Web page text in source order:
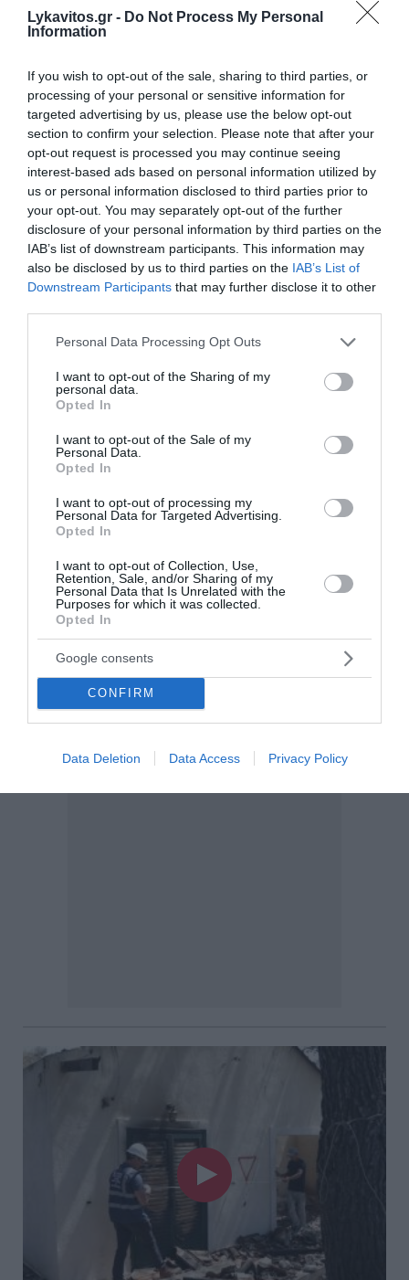
Lykavitos.gr - Do Not Process My Personal
Information
If you wish to opt-out of the sale, sharing to third parties, or
processing of your personal or sensitive information for
targeted advertising by us, please use the below opt-out
section to confirm your selection. Please note that after your
opt-out request is processed you may continue seeing
interest-based ads based on personal information utilized by
us or personal information disclosed to third parties prior to
your opt-out. You may separately opt-out of the further
disclosure of your personal information by third parties on the
IAB’s list of downstream participants. This information may
also be disclosed by us to third parties on the IAB’s List of
Downstream Participants that may further disclose it to other
Please note that this website/app uses one or more Google
not limited to your visit or usage behaviour. You may click to
grant or deny consent to Google and its third-party tags to
use your data for below specified purposes in below Google
consent section.
Personal Data Processing Opt Outs
I want to opt-out of the Sharing of my
personal data.
Opted In
I want to opt-out of the Sale of my
Personal Data.
Opted In
I want to opt-out of processing my
Personal Data for Targeted Advertising.
Opted In
I want to opt-out of Collection, Use,
Retention, Sale, and/or Sharing of my
Personal Data that Is Unrelated with the
Purposes for which it was collected.
Opted In
Google consents
CONFIRM
Data Deletion Data Access Privacy Policy
Ο Γιώργος Αυτιάς ζητά έλεγχο σε
αγορές ακινήτων από τρίτες
χώρες σε διασυνοριακές
περιοχές
Οικονομικών, ρωτά πως και με ποιον τρόπο η
Κομισιόν, σε συνεργασία με τις αρμόδιες ελεγκτικές
αρχές των κρατών-μελών της Ευρωπ...
10:49 | 10 Αυγούστου 2026